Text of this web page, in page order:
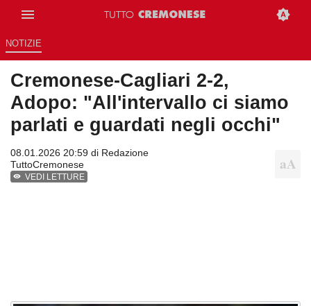
NOTIZIE
Cremonese-Cagliari 2-2,
Adopo: "All'intervallo ci siamo
parlati e guardati negli occhi"
08.01.2026 20:59 di Redazione
TuttoCremonese
VEDI LETTURE